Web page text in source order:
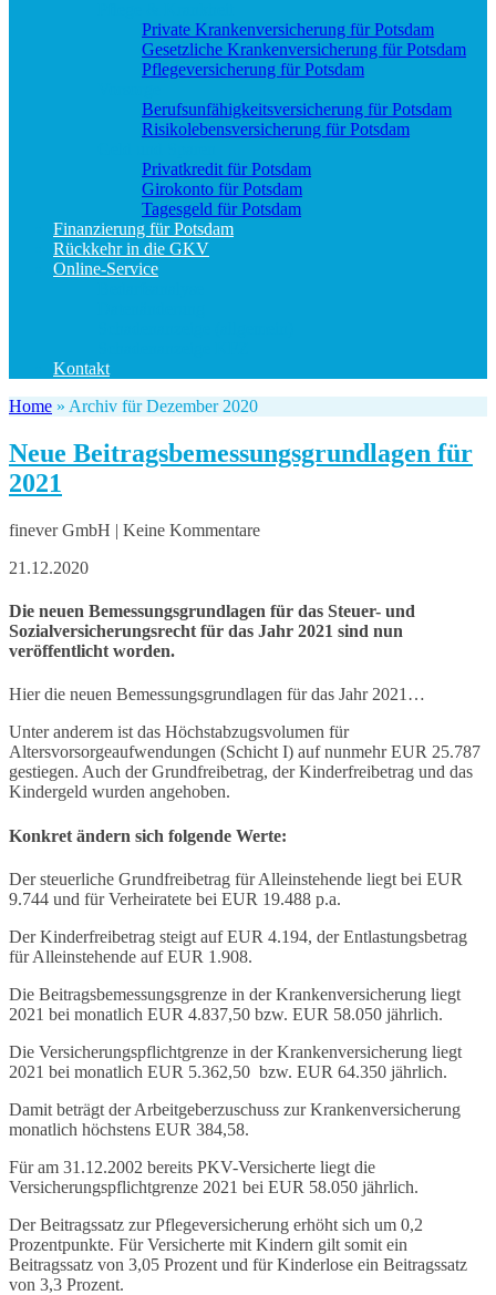
Private Krankenversicherung für Potsdam
Gesetzliche Krankenversicherung für Potsdam
Pflegeversicherung für Potsdam
Berufs­unfähigkeitsversicherung für Potsdam
Risikolebensversicherung für Potsdam
Privatkredit für Potsdam
Girokonto für Potsdam
Tagesgeld für Potsdam
Finanzierung für Potsdam
Rückkehr in die GKV
Online-Service
Kontakt
Home » Archiv für Dezember 2020
Neue Beitragsbemessungsgrundlagen für
2021
finever GmbH | Keine Kommentare
21.12.2020
Die neuen Bemessungsgrundlagen für das Steuer- und
Sozialversicherungsrecht für das Jahr 2021 sind nun
veröffentlicht worden.
Hier die neuen Bemessungsgrundlagen für das Jahr 2021…
Unter anderem ist das Höchstabzugsvolumen für
Altersvorsorgeaufwendungen (Schicht I) auf nunmehr EUR 25.787
gestiegen. Auch der Grundfreibetrag, der Kinderfreibetrag und das
Kindergeld wurden angehoben.
Konkret ändern sich folgende Werte:
Der steuerliche Grundfreibetrag für Alleinstehende liegt bei EUR
9.744 und für Verheiratete bei EUR 19.488 p.a.
Der Kinderfreibetrag steigt auf EUR 4.194, der Entlastungsbetrag
für Alleinstehende auf EUR 1.908.
Die Beitragsbemessungsgrenze in der Krankenversicherung liegt
2021 bei monatlich EUR 4.837,50 bzw. EUR 58.050 jährlich.
Die Versicherungspflichtgrenze in der Krankenversicherung liegt
2021 bei monatlich EUR 5.362,50 bzw. EUR 64.350 jährlich.
Damit beträgt der Arbeitgeberzuschuss zur Krankenversicherung
monatlich höchstens EUR 384,58.
Für am 31.12.2002 bereits PKV-Versicherte liegt die
Versicherungspflichtgrenze 2021 bei EUR 58.050 jährlich.
Der Beitragssatz zur Pflegeversicherung erhöht sich um 0,2
Prozentpunkte. Für Versicherte mit Kindern gilt somit ein
Beitragssatz von 3,05 Prozent und für Kinderlose ein Beitragssatz
von 3,3 Prozent.